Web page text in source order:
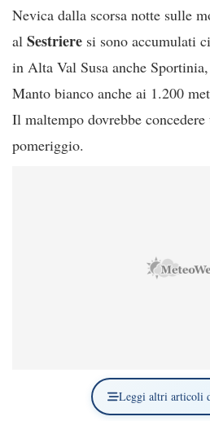
Nevica dalla scorsa notte sulle
al Sestriere si sono accumulati
in Alta Val Susa anche
Manto bianco anche ai 1.200
Il maltempo dovrebbe
pomeriggio.
Leggi altri articoli